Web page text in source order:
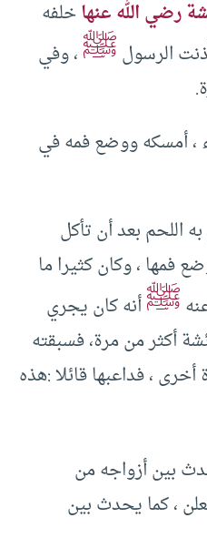
رضي الله عنهاخلفه
الرسولﷺ، وفي
، أمسكه ووضع فمه في
اللحم بعد أن تأكل
فمها ، وكان كثيرا ما
ﷺأنه كان يجري
أكثر من مرة، فسبقته
، فداعبها قائلا :هذه
بين أزواجه من
، كما يحدث بين